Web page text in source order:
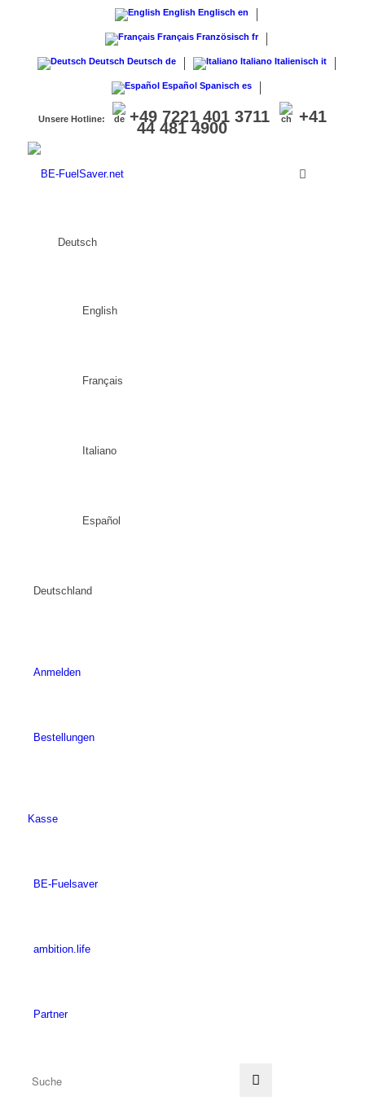
English Englisch en
Français Französisch fr
Deutsch Deutsch de Italiano Italienisch it
Español Spanisch es
Unsere Hotline: +49 7221 401 3711 +41
44 481 4900
Deutsch
English
Français
Italiano
Español
Deutschland
Anmelden
Bestellungen
Kasse
BE-Fuelsaver
ambition.life
Partner